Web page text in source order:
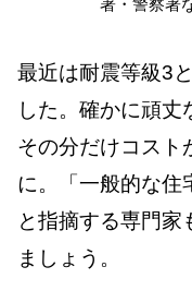
最近は耐震等級3
した。確かに頑丈
その分だけコスト
に。「一般的な住
と指摘する専門家
ましょう。